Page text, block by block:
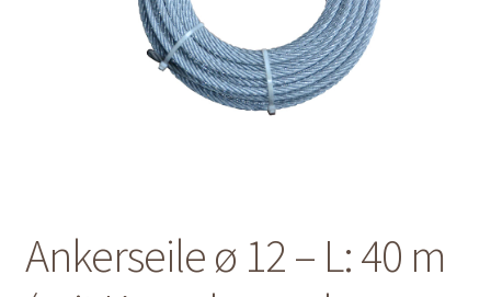
Warenkorb
Ankerseile ø 12 – L: 40 m